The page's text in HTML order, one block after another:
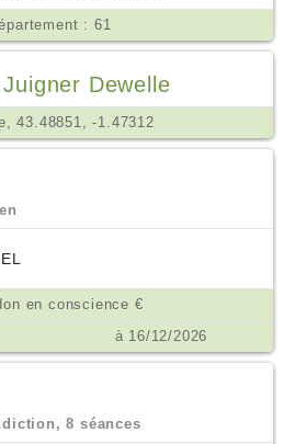
: 61
Dewelle
43.48851, -1.47312
en conscience €
à 16/12/2026
8 séances